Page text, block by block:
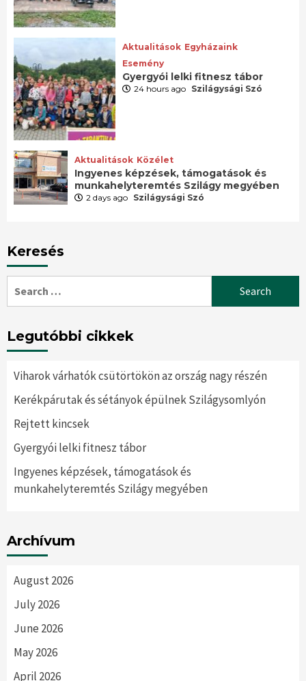
Aktualitások Egyházaink
Esemény
Gyergyói lelki fitnesz tábor
24 hours ago Szilágysági Szó
Aktualitások Közélet
Ingyenes képzések, támogatások és
munkahelyteremtés Szilágy megyében
2 days ago Szilágysági Szó
Keresés
for:
Legutóbbi cikkek
Viharok várhatók csütörtökön az ország nagy részén
Kerékpárutak és sétányok épülnek Szilágysomlyón
Rejtett kincsek
Gyergyói lelki fitnesz tábor
Ingyenes képzések, támogatások és
munkahelyteremtés Szilágy megyében
Archívum
August 2026
July 2026
June 2026
May 2026
April 2026